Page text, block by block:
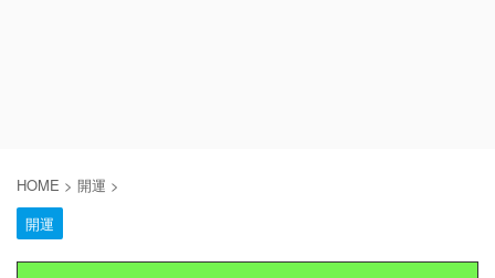
HOME > 開運 >
開運